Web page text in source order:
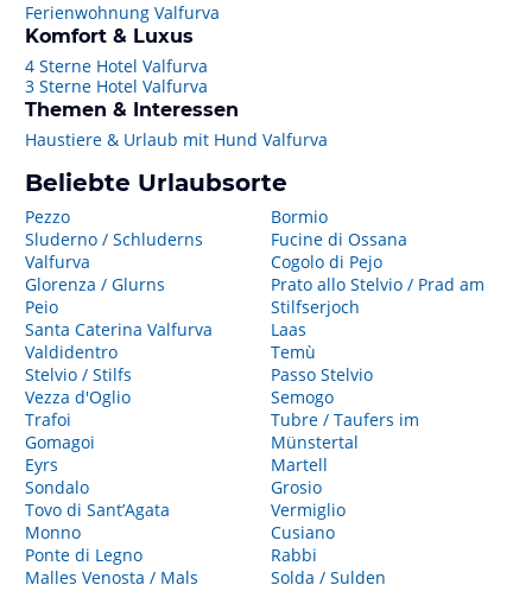
Ferienwohnung Valfurva
Komfort & Luxus
4 Sterne Hotel Valfurva
3 Sterne Hotel Valfurva
Themen & Interessen
Haustiere & Urlaub mit Hund Valfurva
Beliebte Urlaubsorte
Pezzo
Sluderno / Schluderns
Valfurva
Glorenza / Glurns
Peio
Santa Caterina Valfurva
Valdidentro
Stelvio / Stilfs
Vezza d'Oglio
Trafoi
Gomagoi
Eyrs
Sondalo
Tovo di Sant’Agata
Monno
Ponte di Legno
Malles Venosta / Mals
Bormio
Fucine di Ossana
Cogolo di Pejo
Prato allo Stelvio / Prad am
Stilfserjoch
Laas
Temù
Passo Stelvio
Semogo
Tubre / Taufers im
Münstertal
Martell
Grosio
Vermiglio
Cusiano
Rabbi
Solda / Sulden